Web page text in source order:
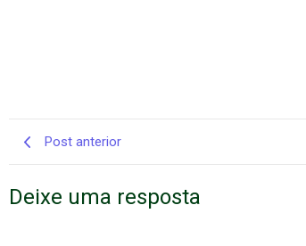
Post anterior
Deixe uma resposta